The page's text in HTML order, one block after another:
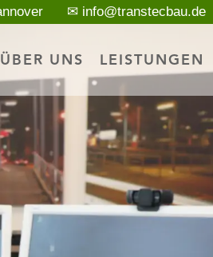
✉ info@transtecbau.de
ÜBER UNS LEISTUNGEN